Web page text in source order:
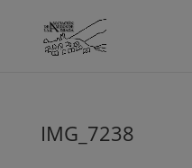
IMG_7238